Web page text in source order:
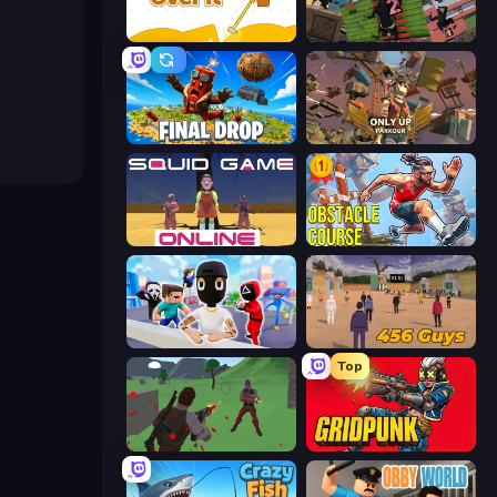
Getting Over It Parkour Master 2
Final Drop Only Up: Parkour
Squid Game Online Obstacle Course Ragdoll
456 Guys
Battle Royale Survival
Top